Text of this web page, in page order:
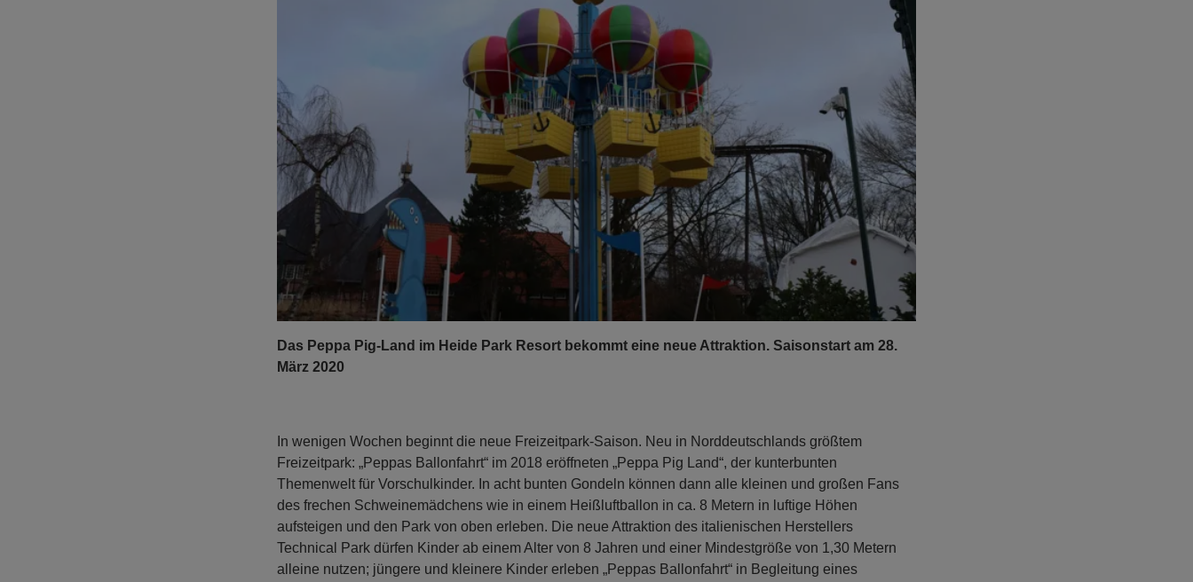
Das Peppa Pig-Land im Heide Park Resort bekommt eine neue Attraktion. Saisonstart am 28.
März 2020
In wenigen Wochen beginnt die neue Freizeitpark-Saison. Neu in Norddeutschlands größtem
Freizeitpark: „Peppas Ballonfahrt“ im 2018 eröffneten „Peppa Pig Land“, der kunterbunten
Themenwelt für Vorschulkinder. In acht bunten Gondeln können dann alle kleinen und großen Fans
des frechen Schweinemädchens wie in einem Heißluftballon in ca. 8 Metern in luftige Höhen
aufsteigen und den Park von oben erleben. Die neue Attraktion des italienischen Herstellers
Technical Park dürfen Kinder ab einem Alter von 8 Jahren und einer Mindestgröße von 1,30 Metern
alleine nutzen; jüngere und kleinere Kinder erleben „Peppas Ballonfahrt“ in Begleitung eines